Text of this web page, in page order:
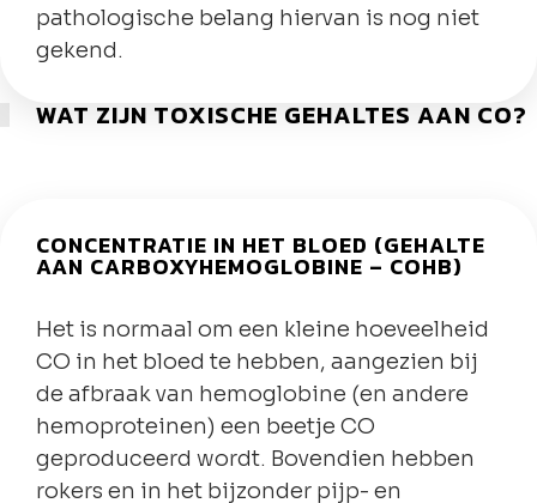
pathologische belang hiervan is nog niet
gekend.
WAT ZIJN TOXISCHE GEHALTES AAN CO?
CONCENTRATIE IN HET BLOED (GEHALTE
AAN CARBOXYHEMOGLOBINE – COHB)
Het is normaal om een kleine hoeveelheid
CO in het bloed te hebben, aangezien bij
de afbraak van hemoglobine (en andere
hemoproteinen) een beetje CO
geproduceerd wordt. Bovendien hebben
rokers en in het bijzonder pijp- en